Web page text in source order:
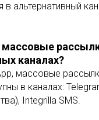
в альтернативный
каналах?
массовые
в каналах:
Integrilla SMS.